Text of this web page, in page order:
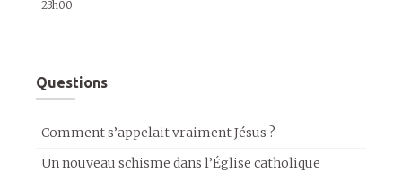
23h00
Questions
Comment s’appelait vraiment Jésus ?
Un nouveau schisme dans l’Église catholique